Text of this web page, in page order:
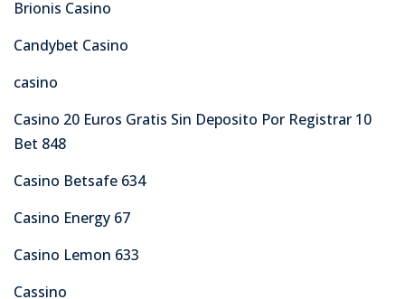
Brionis Casino
Candybet Casino
casino
Casino 20 Euros Gratis Sin Deposito Por Registrar 10
Bet 848
Casino Betsafe 634
Casino Energy 67
Casino Lemon 633
Cassino